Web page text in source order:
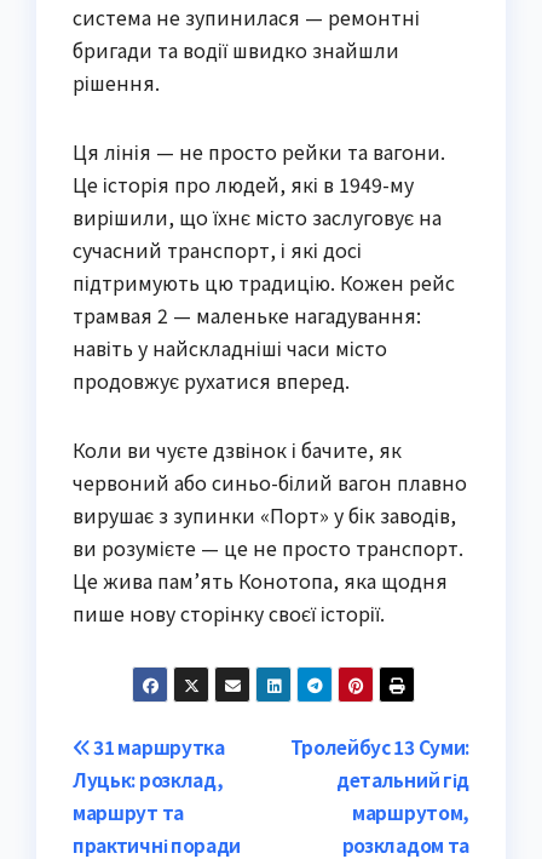
система не зупинилася — ремонтні
бригади та водії швидко знайшли
рішення.
Ця лінія — не просто рейки та вагони.
Це історія про людей, які в 1949-му
вирішили, що їхнє місто заслуговує на
сучасний транспорт, і які досі
підтримують цю традицію. Кожен рейс
трамвая 2 — маленьке нагадування:
навіть у найскладніші часи місто
продовжує рухатися вперед.
Коли ви чуєте дзвінок і бачите, як
червоний або синьо-білий вагон плавно
вирушає з зупинки «Порт» у бік заводів,
ви розумієте — це не просто транспорт.
Це жива пам’ять Конотопа, яка щодня
пише нову сторінку своєї історії.
Post
navigation
Тролейбус 13 Суми:
детальний гід
маршрутом,
розкладом та
31 маршрутка
Луцьк: розклад,
маршрут та
практичні поради